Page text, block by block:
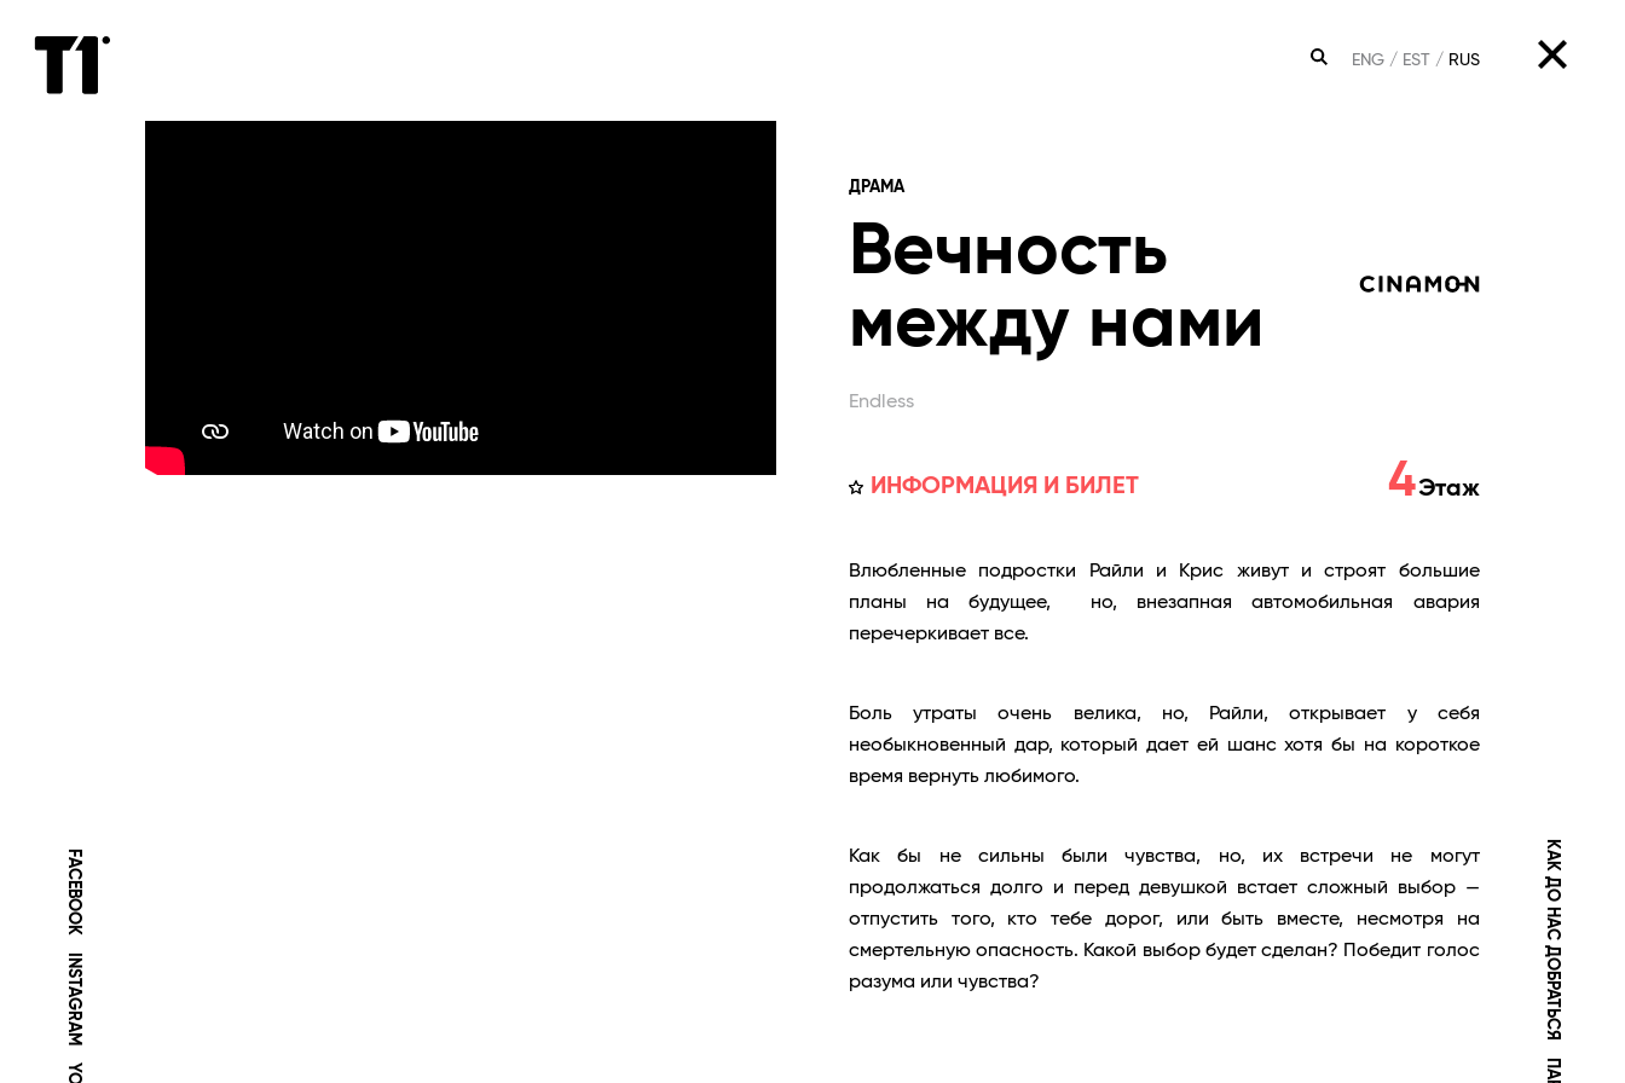
ПОИСК
ENG EST RUS
FACEBOOK
INSTAGRAM КАК ДО НАС ДОБРАТЬСЯ
ДРАМА
Вечность
между нами
Endless
ИНФОРМАЦИЯ И БИЛЕТ 4Этаж
Влюбленные подростки Райли и Крис живут и строят большие
планы на будущее, но, внезапная автомобильная авария
перечеркивает все.
Боль утраты очень велика, но, Райли, открывает у себя
необыкновенный дар, который дает ей шанс хотя бы на короткое
время вернуть любимого.
Как бы не сильны были чувства, но, их встречи не могут
продолжаться долго и перед девушкой встает сложный выбор —
отпустить того, кто тебе дорог, или быть вместе, несмотря на
смертельную опасность. Какой выбор будет сделан? Победит голос
разума или чувства?